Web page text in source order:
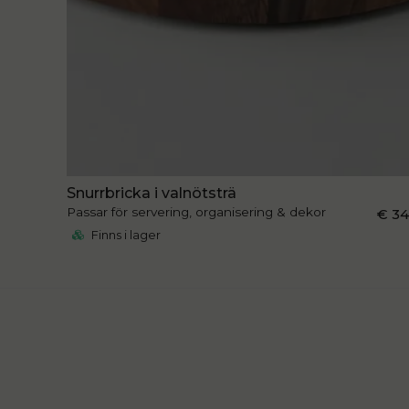
Snurrbricka i valnötsträ
Passar för servering, organisering & dekor €
Finns i lager